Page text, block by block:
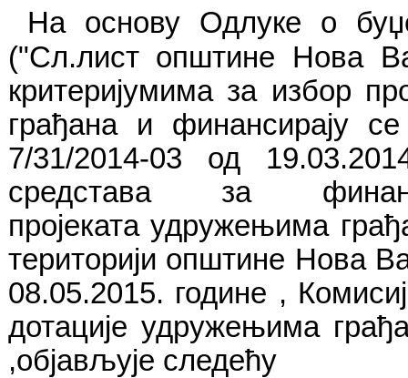
На основу Одлуке о
("Сл.лист општине Нова
критеријумима за избор
грађана и финансирају
7/31/2014-03 од
средстава за
пројекатаудружењима
територији општине Нова
08.05.2015. године ,
дотације удружењима
,објављује следећу